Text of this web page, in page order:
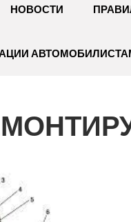
НОВОСТИ